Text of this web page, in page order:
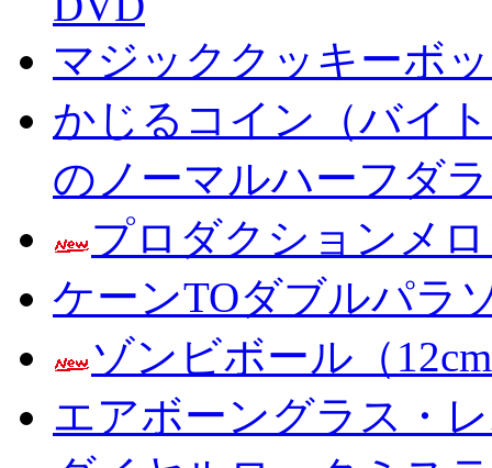
マジッククッキーボ
かじるコイン（バイ
のノーマルハーフダ
プロダクションメ
ケーンTOダブルパラ
ゾンビボール（
エアボーングラス・